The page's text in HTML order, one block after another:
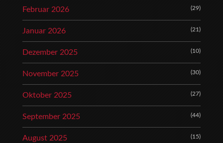
Februar 2026 (29)
Januar 2026 (21)
Dezember 2025 (10)
November 2025 (30)
Oktober 2025 (27)
September 2025 (44)
August 2025 (15)